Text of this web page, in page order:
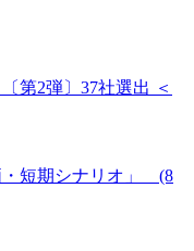
第2弾〕37社選出 ＜
・短期シナリオ」 (8